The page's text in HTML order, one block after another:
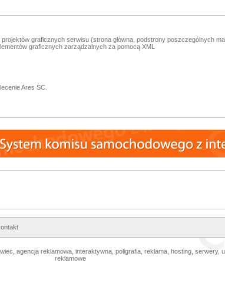
graficznych serwisu (strona główna, podstrony poszczególnych
graficznych zarządzalnych za pomocą XML
Ares SC.
agencja reklamowa, interaktywna, poligrafia, reklama, hosting, serwery,
reklamowe